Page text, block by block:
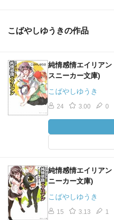
こばやしゆうきの作品
純情感情エイリアン
スニーカー文庫)
こばやしゆうき
24 3.00 0
純情感情エイリア
ニーカー文庫)
こばやしゆうき
15 3.13 1